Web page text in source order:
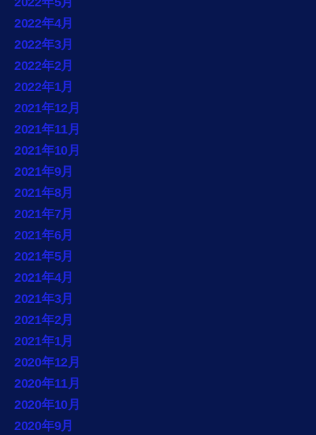
2022年4月
2022年3月
2022年2月
2022年1月
2021年12月
2021年11月
2021年10月
2021年9月
2021年8月
2021年7月
2021年6月
2021年5月
2021年4月
2021年3月
2021年2月
2021年1月
2020年12月
2020年11月
2020年10月
2020年9月